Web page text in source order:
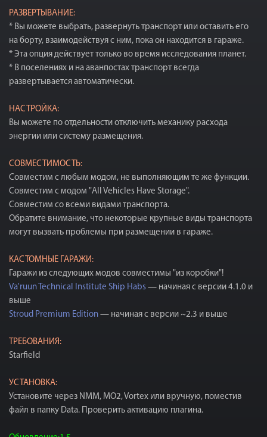
РАЗВЕРТЫВАНИЕ:
* Вы можете выбрать, развернуть транспорт или оставить его
на борту, взаимодействуя с ним, пока он находится в гараже.
* Эта опция действует только во время исследования планет.
* В поселениях и на аванпостах транспорт всегда
развертывается автоматически.
НАСТРОЙКА:
Вы можете по отдельности отключить механику расхода
энергии или систему размещения.
СОВМЕСТИМОСТЬ:
Совместим с любым модом, не выполняющим те же функции.
Совместим с модом "All Vehicles Have Storage".
Совместим со всеми видами транспорта.
Обратите внимание, что некоторые крупные виды транспорта
могут вызвать проблемы при размещении в гараже.
КАСТОМНЫЕ ГАРАЖИ:
Гаражи из следующих модов совместимы "из коробки"!
Va'ruun Technical Institute Ship Habs — начиная с версии 4.1.0 и
выше
Stroud Premium Edition — начиная с версии ~2.3 и выше
ТРЕБОВАНИЯ:
Starfield
УСТАНОВКА:
Установите через NMM, MO2, Vortex или вручную, поместив
файл в папку Data. Проверить активацию плагина.